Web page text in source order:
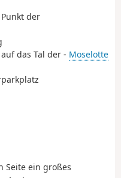
der
das Tal der - Moselotte
Seite ein großes